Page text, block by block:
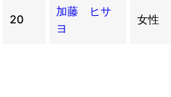
20
加藤 ヒサ
ヨ
女性